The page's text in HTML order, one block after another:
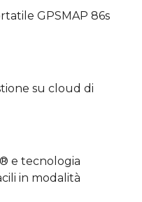
GPSMAP 86s
su cloud di
e tecnologia
in modalità